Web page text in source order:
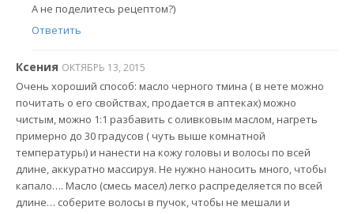
А не поделитесь рецептом?)
Ответить
Ксения ОКТЯБРЬ 13, 2015
Очень хороший способ: масло черного тмина ( в нете можно
почитать о его свойствах, продается в аптеках) можно
чистым, можно 1:1 разбавить с оливковым маслом, нагреть
примерно до 30 градусов ( чуть выше комнатной
температуры) и нанести на кожу головы и волосы по всей
длине, аккуратно массируя. Не нужно наносить много, чтобы
капало…. Масло (смесь масел) легко распределяется по всей
длине… соберите волосы в пучок, чтобы не мешали и